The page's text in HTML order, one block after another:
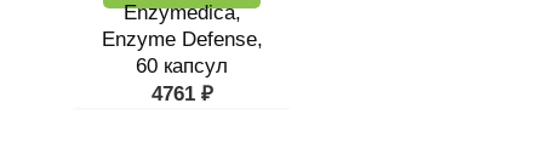
Enzymedica,
Enzyme Defense,
60 капсул
4761 ₽